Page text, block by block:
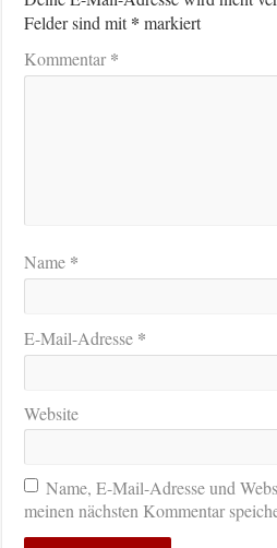
Felder sind mit* markiert
Kommentar*
Name *
E-Mail-Adresse *
Website
Name, E-Mail-Adresse und
meinen nächsten Kommentar